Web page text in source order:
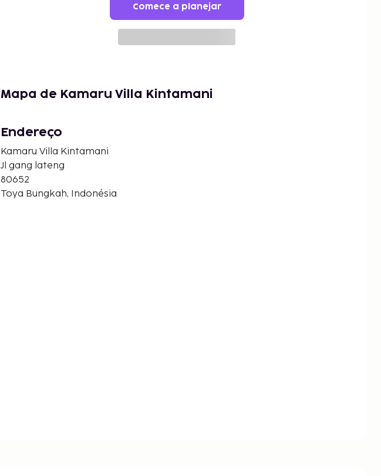
Comece a planejar
Mapa de Kamaru Villa Kintamani
Endereço
Kamaru Villa Kintamani
Jl gang lateng
80652
Toya Bungkah, Indonésia